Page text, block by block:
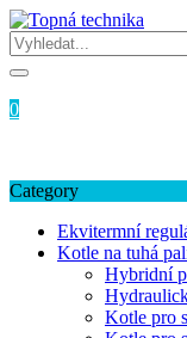
Skip
to
content
0
Category
Ekvitermní
Kotle na tuhá
Hybridní
Kotle pro